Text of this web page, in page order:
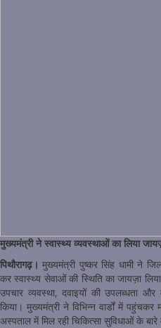
मुख्यमंत्री ने स्वास्थ्य व्यवस्थाओं का लिया
पिथौरागढ़। मुख्यमंत्री पुष्कर सिंह धामी ने
कर स्वास्थ्य सेवाओं की स्थिति का जायज़ा
उपचार व्यवस्था, दवाइयों की उपलब्धता और
किया। मुख्यमंत्री ने विभिन्न वार्डों में
अस्पताल में मिल रही चिकित्सा सुविधाओं के बारे